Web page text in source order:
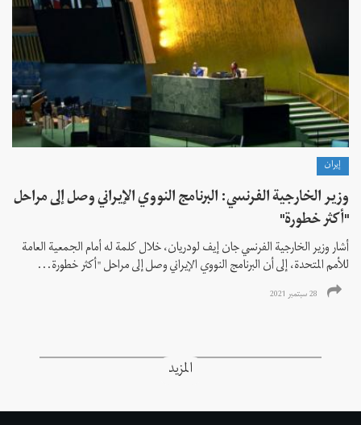
إيران
وزير الخارجية الفرنسي: البرنامج النووي الإيراني وصل إلى مراحل
"أكثر خطورة"
أشار وزير الخارجية الفرنسي جان إيف لودريان، خلال کلمة له أمام الجمعية العامة
للأمم المتحدة، إلى أن البرنامج النووي الإيراني وصل إلى مراحل "أكثر خطورة...
28 سبتمبر 2021
المزيد